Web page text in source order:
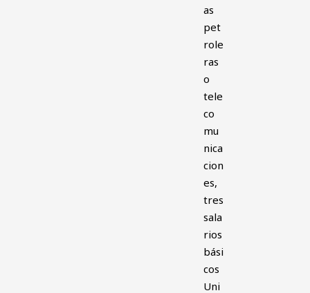
as
pet
role
ras
o
tele
co
mu
nica
cion
es,
tres
sala
rios
bási
cos
Uni